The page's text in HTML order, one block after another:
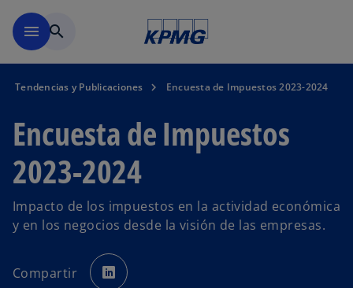
menu search
Tendencias y Publicaciones Encuesta de Impuestos 2023-2024
Encuesta de Impuestos
2023-2024
Impacto de los impuestos en la actividad económica
y en los negocios desde la visión de las empresas.
Compartir e
a